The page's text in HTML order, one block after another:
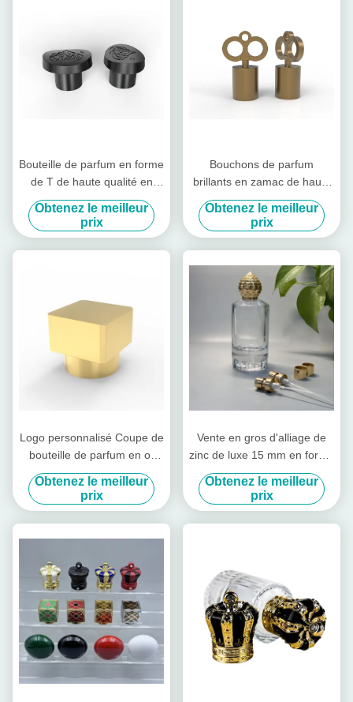
Bouteille de parfum en forme
de T de haute qualité en
usine Bouchettes de
bouteille de parfum en
alliage de zinc Couvercle de
bouchon
Obtenez le meilleur
prix
Bouchons de parfum
brillants en zamac de haute
qualité en forme de clé,
couvercles de parfum en
alliage de zinc
Obtenez le meilleur
prix
Logo personnalisé Coupe de
bouteille de parfum en or
brillant en forme carrée
Obtenez le meilleur
prix
Vente en gros d'alliage de
zinc de luxe 15 mm en forme
irrégulière Zamak bouchon
de bouteille de parfum de
haute qualité bouchon de
disque ouvert facile pour les
Obtenez le meilleur
prix